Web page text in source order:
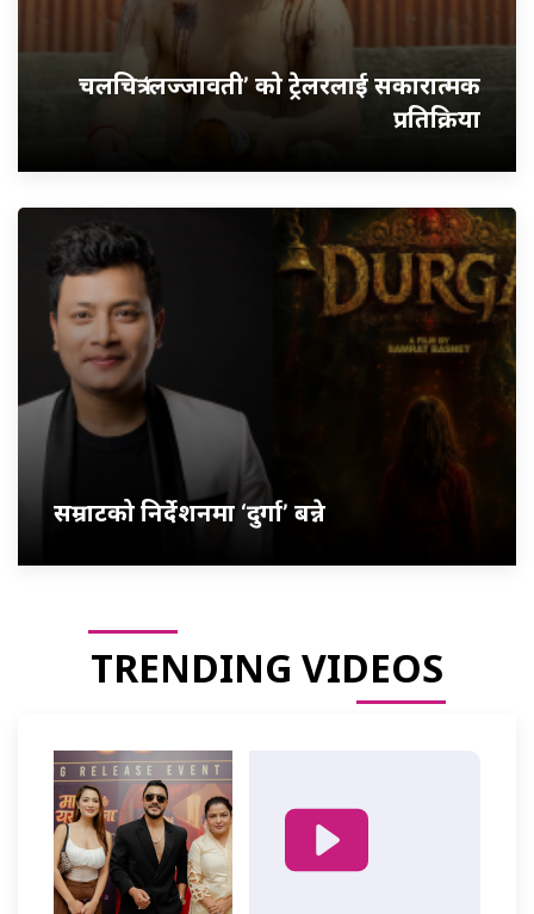
चलचित्र ‘लज्जावती’ को ट्रेलरलाई सकारात्मक
प्रतिक्रिया
सम्राटको निर्देशनमा ‘दुर्गा’ बन्ने
TRENDING VIDEOS